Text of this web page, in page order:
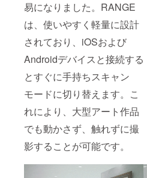
易になりました。RANGE
は、使いやすく軽量に設計
されており、iOSおよび
Androidデバイスと接続する
とすぐに手持ちスキャン
モードに切り替えます。こ
れにより、大型アート作品
でも動かさず、触れずに撮
影することが可能です。